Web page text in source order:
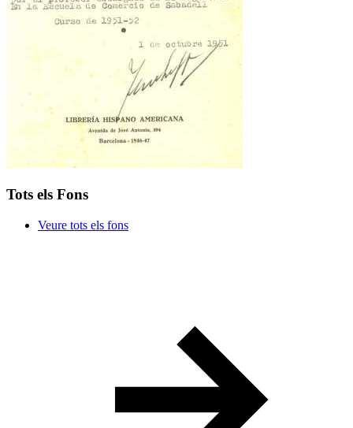
Tots els Fons
Veure tots els fons